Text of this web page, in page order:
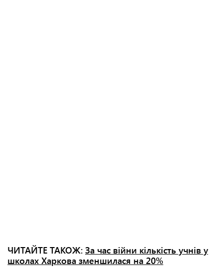
ЧИТАЙТЕ ТАКОЖ: За час війни кількість учнів у
школах Харкова зменшилася на 20%